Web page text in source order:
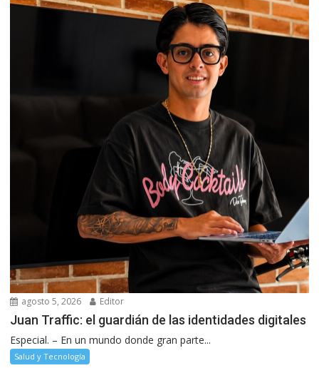
agosto 5, 2026 Editor
Juan Traffic: el guardián de las identidades digitales
Especial. – En un mundo donde gran parte...
Salud y Tecnología